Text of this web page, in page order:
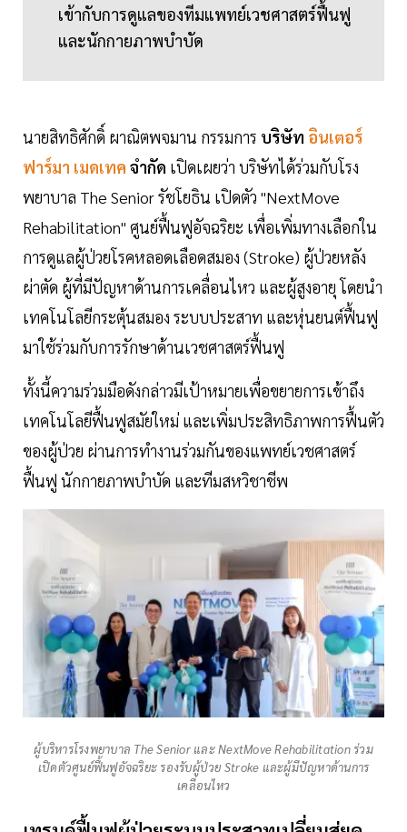
เข้ากับการดูแลของทีมแพทย์เวชศาสตร์ฟื้นฟู
และนักกายภาพบำบัด
นายสิทธิศักดิ์ ผาณิตพจมาน กรรมการ บริษัท อินเตอร์
ฟาร์มา เมดเทค จำกัด เปิดเผยว่า บริษัทได้ร่วมกับโรง
พยาบาล The Senior รัชโยธิน เปิดตัว "NextMove
Rehabilitation" ศูนย์ฟื้นฟูอัจฉริยะ เพื่อเพิ่มทางเลือกใน
การดูแลผู้ป่วยโรคหลอดเลือดสมอง (Stroke) ผู้ป่วยหลัง
ผ่าตัด ผู้ที่มีปัญหาด้านการเคลื่อนไหว และผู้สูงอายุ โดยนำ
เทคโนโลยีกระตุ้นสมอง ระบบประสาท และหุ่นยนต์ฟื้นฟู
มาใช้ร่วมกับการรักษาด้านเวชศาสตร์ฟื้นฟู
ทั้งนี้ความร่วมมือดังกล่าวมีเป้าหมายเพื่อขยายการเข้าถึง
เทคโนโลยีฟื้นฟูสมัยใหม่ และเพิ่มประสิทธิภาพการฟื้นตัว
ของผู้ป่วย ผ่านการทำงานร่วมกันของแพทย์เวชศาสตร์
ฟื้นฟู นักกายภาพบำบัด และทีมสหวิชาชีพ
ผู้บริหารโรงพยาบาล The Senior และ NextMove Rehabilitation ร่วม
เปิดตัวศูนย์ฟื้นฟูอัจฉริยะ รองรับผู้ป่วย Stroke และผู้มีปัญหาด้านการ
เคลื่อนไหว